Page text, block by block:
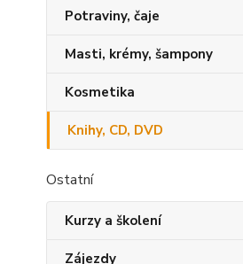
Potraviny, čaje
Masti, krémy, šampony
Kosmetika
Knihy, CD, DVD
Ostatní
Kurzy a školení
Zájezdy